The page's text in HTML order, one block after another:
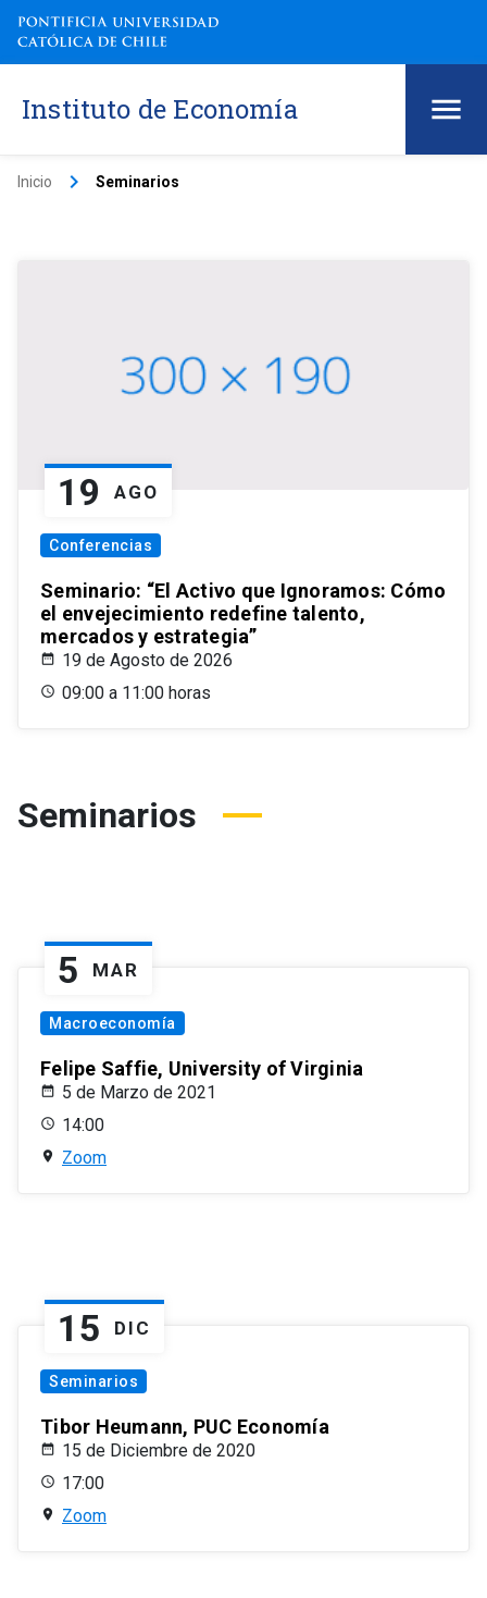
Instituto de Economía
Inicio keyboard_arrow_right Seminarios
19 AGO
Conferencias
Seminario: “El Activo que Ignoramos: Cómo
el envejecimiento redefine talento,
mercados y estrategia”
19 de Agosto de 2026
09:00 a 11:00 horas
Seminarios
5 MAR
Macroeconomía
Felipe Saffie, University of Virginia
5 de Marzo de 2021
14:00
Zoom
15 DIC
Seminarios
Tibor Heumann, PUC Economía
15 de Diciembre de 2020
17:00
Zoom